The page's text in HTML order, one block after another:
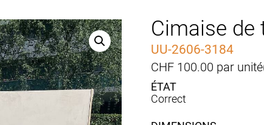
Cimaise de
UU-2606-3184
CHF 100.00 par
Correct